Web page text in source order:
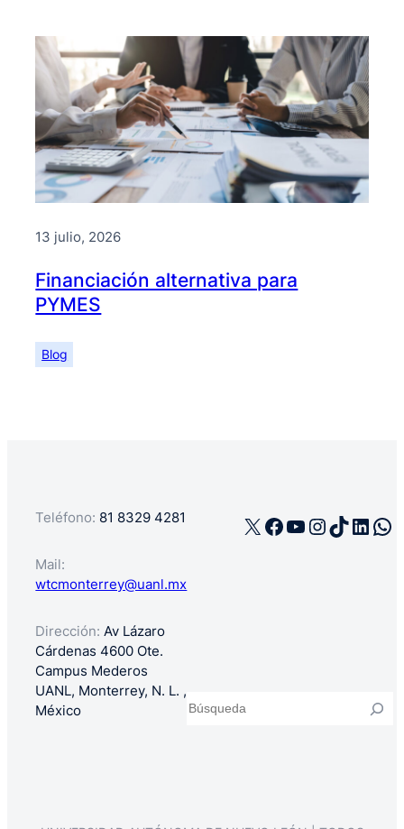
13 julio, 2026
Financiación alternativa para
PYMES
Blog
Teléfono: 81 8329 4281
Mail:
wtcmonterrey@uanl.mx
Dirección: Av Lázaro
Cárdenas 4600 Ote.
Campus Mederos
UANL, Monterrey, N. L. ,
México
X Facebook
YouTube
TikTok